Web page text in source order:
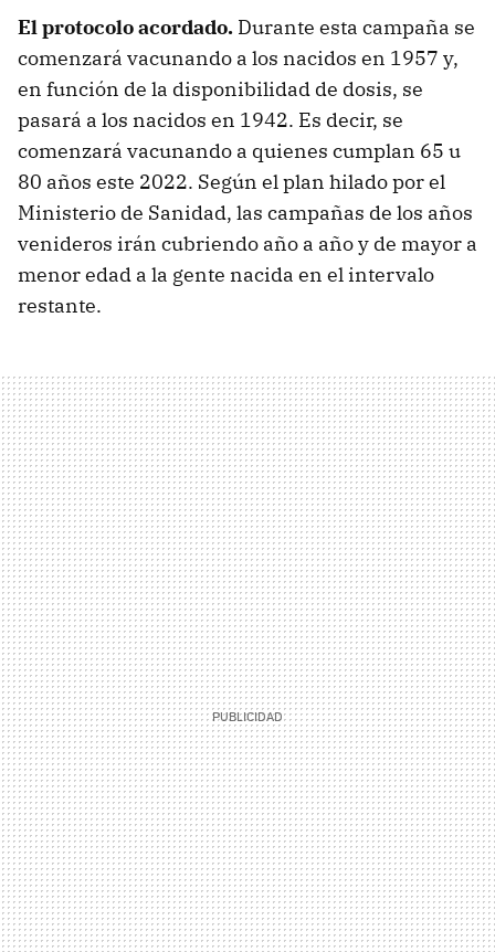
El protocolo acordado. Durante esta campaña se
comenzará vacunando a los nacidos en 1957 y,
en función de la disponibilidad de dosis, se
pasará a los nacidos en 1942. Es decir, se
comenzará vacunando a quienes cumplan 65 u
80 años este 2022. Según el plan hilado por el
Ministerio de Sanidad, las campañas de los años
venideros irán cubriendo año a año y de mayor a
menor edad a la gente nacida en el intervalo
restante.